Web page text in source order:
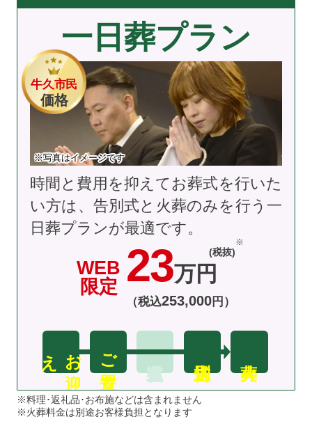
牛久市民
価格
※写真はイメージです
一日葬プラン
WEB
限定 23万円
(税抜)
（税込253,000円）
お
迎
え ご安置
時間と費用を抑えてお葬式を行いた
い方は、告別式と火葬のみを行う一
日葬プランが最適です。
※料理･返礼品･お布施などは含まれません
※火葬料金は別途お客様負担となります